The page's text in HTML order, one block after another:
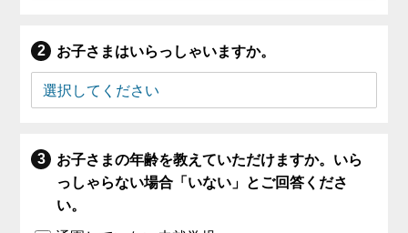
お子さまはいらっしゃいますか。
お子さまの年齢を教えていただけますか。いら
っしゃらない場合「いない」とご回答くださ
い。